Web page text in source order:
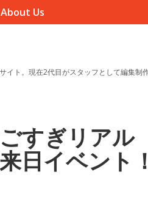
About Us
ト。現在2代目がスタッフとして編集制作
すぎリアル
日イベント！